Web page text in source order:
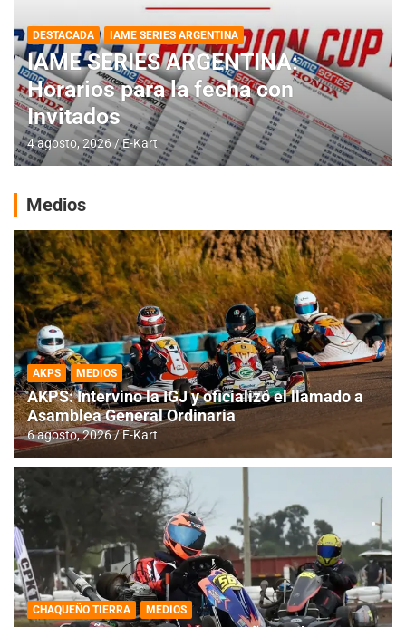
DESTACADA IAME SERIES ARGENTINA
IAME SERIES ARGENTINA:
Horarios para la fecha con
Invitados
4 agosto, 2026 E-Kart
Medios
AKPS MEDIOS
AKPS: Intervino la IGJ y oficializó el llamado a
Asamblea General Ordinaria
6 agosto, 2026 E-Kart
CHAQUEÑO TIERRA MEDIOS